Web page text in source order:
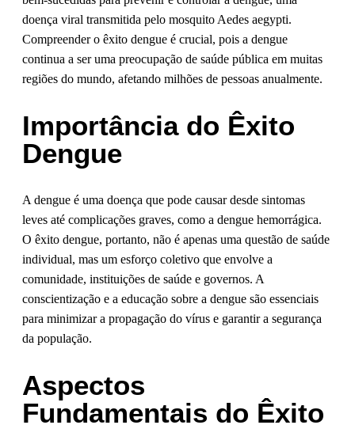
doença viral transmitida pelo mosquito Aedes aegypti.
Compreender o êxito dengue é crucial, pois a dengue
continua a ser uma preocupação de saúde pública em muitas
regiões do mundo, afetando milhões de pessoas anualmente.
Importância do Êxito
Dengue
A dengue é uma doença que pode causar desde sintomas
leves até complicações graves, como a dengue hemorrágica.
O êxito dengue, portanto, não é apenas uma questão de saúde
individual, mas um esforço coletivo que envolve a
comunidade, instituições de saúde e governos. A
conscientização e a educação sobre a dengue são essenciais
para minimizar a propagação do vírus e garantir a segurança
da população.
Aspectos
Fundamentais do Êxito